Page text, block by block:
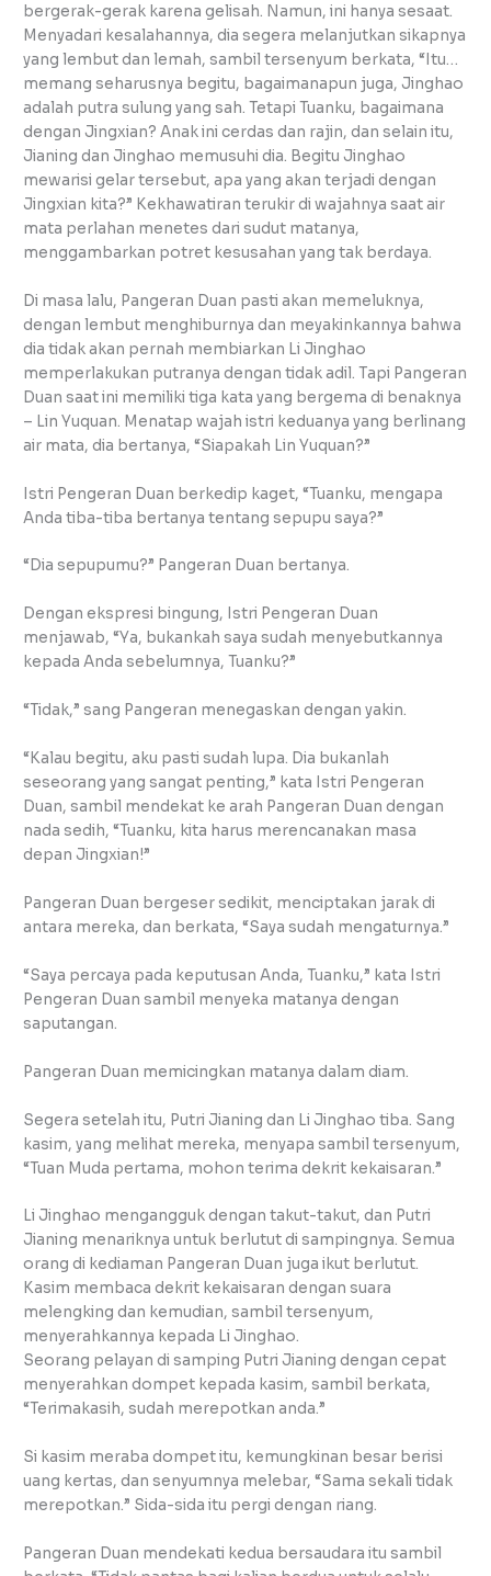
bergerak-gerak karena gelisah. Namun, ini hanya sesaat.
Menyadari kesalahannya, dia segera melanjutkan sikapnya
yang lembut dan lemah, sambil tersenyum berkata, “Itu…
memang seharusnya begitu, bagaimanapun juga, Jinghao
adalah putra sulung yang sah. Tetapi Tuanku, bagaimana
dengan Jingxian? Anak ini cerdas dan rajin, dan selain itu,
Jianing dan Jinghao memusuhi dia. Begitu Jinghao
mewarisi gelar tersebut, apa yang akan terjadi dengan
Jingxian kita?” Kekhawatiran terukir di wajahnya saat air
mata perlahan menetes dari sudut matanya,
menggambarkan potret kesusahan yang tak berdaya.
Di masa lalu, Pangeran Duan pasti akan memeluknya,
dengan lembut menghiburnya dan meyakinkannya bahwa
dia tidak akan pernah membiarkan Li Jinghao
memperlakukan putranya dengan tidak adil. Tapi Pangeran
Duan saat ini memiliki tiga kata yang bergema di benaknya
– Lin Yuquan. Menatap wajah istri keduanya yang berlinang
air mata, dia bertanya, “Siapakah Lin Yuquan?”
Istri Pengeran Duan berkedip kaget, “Tuanku, mengapa
Anda tiba-tiba bertanya tentang sepupu saya?”
“Dia sepupumu?” Pangeran Duan bertanya.
Dengan ekspresi bingung, Istri Pengeran Duan
menjawab, “Ya, bukankah saya sudah menyebutkannya
kepada Anda sebelumnya, Tuanku?”
“Tidak,” sang Pangeran menegaskan dengan yakin.
“Kalau begitu, aku pasti sudah lupa. Dia bukanlah
seseorang yang sangat penting,” kata Istri Pengeran
Duan, sambil mendekat ke arah Pangeran Duan dengan
nada sedih, “Tuanku, kita harus merencanakan masa
depan Jingxian!”
Pangeran Duan bergeser sedikit, menciptakan jarak di
antara mereka, dan berkata, “Saya sudah mengaturnya.”
“Saya percaya pada keputusan Anda, Tuanku,” kata Istri
Pengeran Duan sambil menyeka matanya dengan
saputangan.
Pangeran Duan memicingkan matanya dalam diam.
Segera setelah itu, Putri Jianing dan Li Jinghao tiba. Sang
kasim, yang melihat mereka, menyapa sambil tersenyum,
“Tuan Muda pertama, mohon terima dekrit kekaisaran.”
Li Jinghao mengangguk dengan takut-takut, dan Putri
Jianing menariknya untuk berlutut di sampingnya. Semua
orang di kediaman Pangeran Duan juga ikut berlutut.
Kasim membaca dekrit kekaisaran dengan suara
melengking dan kemudian, sambil tersenyum,
menyerahkannya kepada Li Jinghao.
Seorang pelayan di samping Putri Jianing dengan cepat
menyerahkan dompet kepada kasim, sambil berkata,
“Terimakasih, sudah merepotkan anda.”
Si kasim meraba dompet itu, kemungkinan besar berisi
uang kertas, dan senyumnya melebar, “Sama sekali tidak
merepotkan.” Sida-sida itu pergi dengan riang.
Pangeran Duan mendekati kedua bersaudara itu sambil